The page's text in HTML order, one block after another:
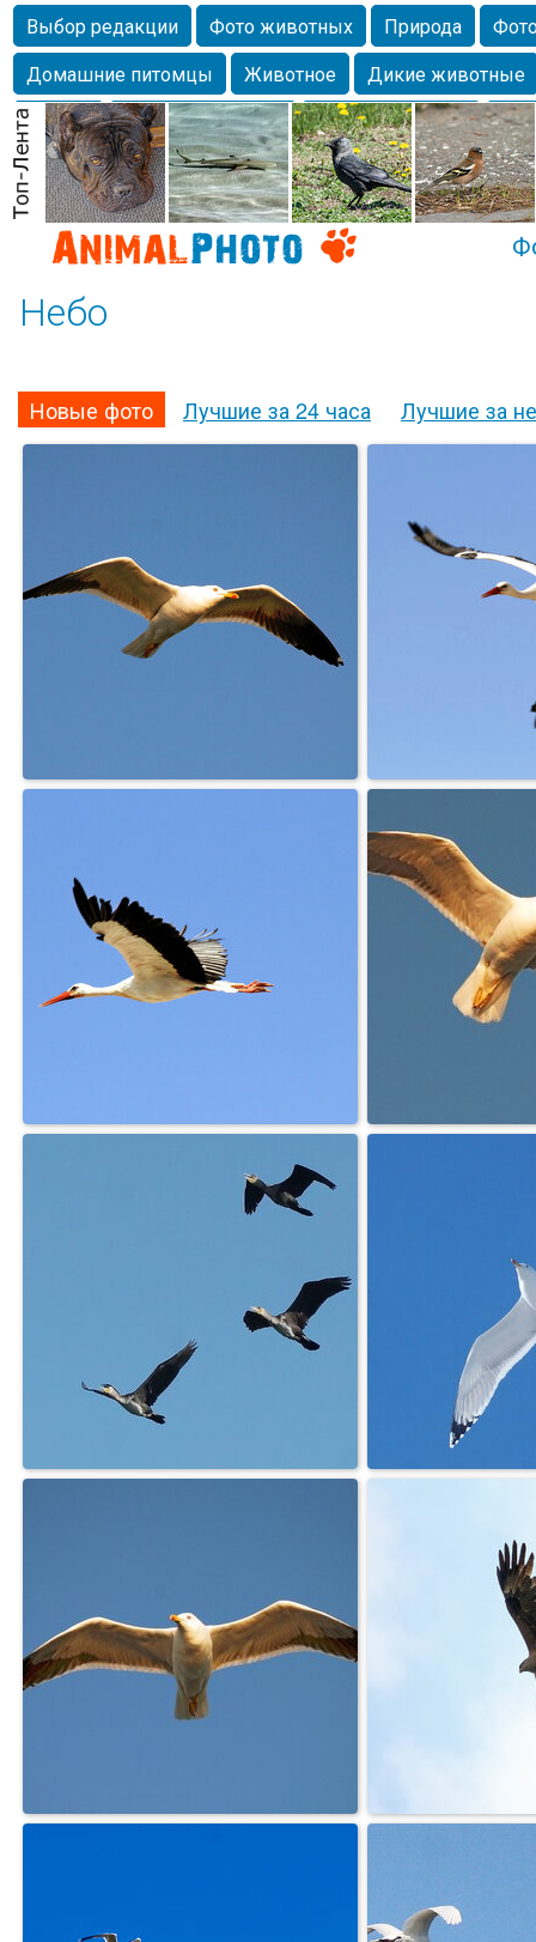
Выбор редакции Фото животных Природа
Домашние питомцы
Животное
Дикие животные
Собаки
Alexanderandronik Млекопитающие
Морда
Собачка Осень Портрет
Домашние
Насекомое
Коты Lebert Дикие птицы Утка
Небо
Новые фото Лучшие за 24 часа Лучшие за